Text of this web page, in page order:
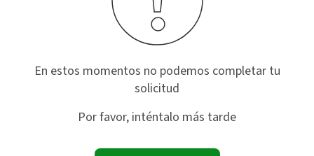
En estos momentos no podemos completar tu
solicitud
Por favor, inténtalo más tarde